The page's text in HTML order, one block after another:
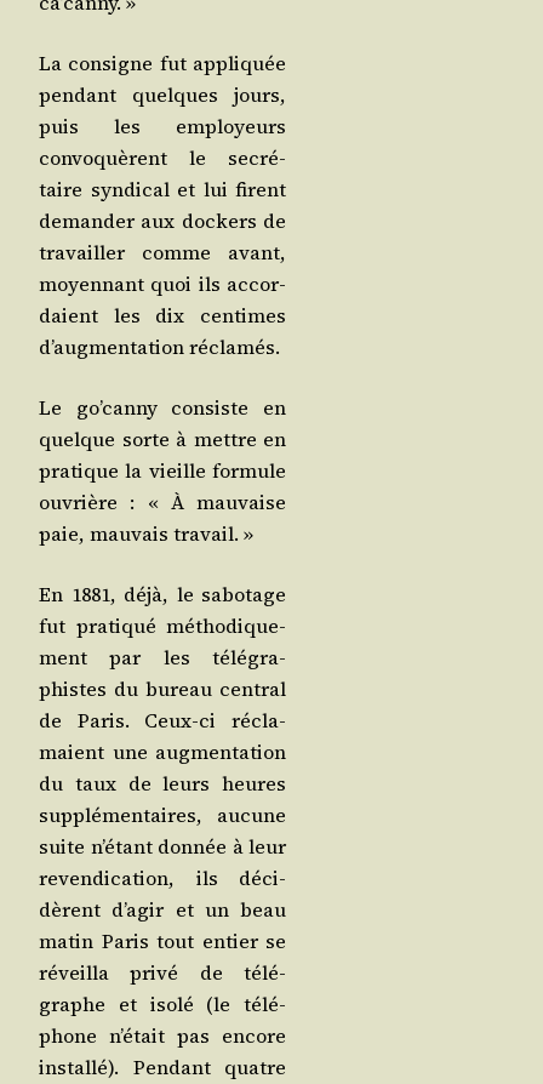
La consigne fut appli­quée
pen­dant quelques jours,
puis les employeurs
convo­quèrent le secré­
taire syn­di­cal et lui firent
deman­der aux dockers de
tra­vailler comme avant,
moyen­nant quoi ils accor­
daient les dix cen­times
d’augmentation réclamés.
Le go’canny consiste en
quelque sorte à mettre en
pra­tique la vieille for­mule
ouvrière : « À mau­vaise
paie, mau­vais travail. »
En 1881, déjà, le sabo­tage
fut pra­ti­qué métho­di­que­
ment par les télé­gra­
phistes du bureau cen­tral
de Paris. Ceux-ci récla­
maient une aug­men­ta­tion
du taux de leurs heures
sup­plé­men­taires, aucune
suite n’étant don­née à leur
reven­di­ca­tion, ils déci­
dèrent d’agir et un beau
matin Paris tout entier se
réveilla pri­vé de télé­
graphe et iso­lé (le télé­
phone n’était pas encore
ins­tal­lé). Pen­dant quatre